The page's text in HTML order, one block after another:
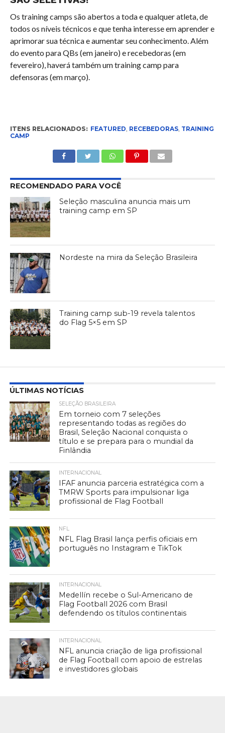
Os training camps são abertos a toda e qualquer atleta, de
todos os níveis técnicos e que tenha interesse em aprender e
aprimorar sua técnica e aumentar seu conhecimento. Além
do evento para QBs (em janeiro) e recebedoras (em
fevereiro), haverá também um training camp para
defensoras (em março).
ITENS RELACIONADOS: FEATURED, RECEBEDORAS, TRAINING
CAMP
RECOMENDADO PARA VOCÊ
Seleção masculina anuncia mais um
training camp em SP
Nordeste na mira da Seleção Brasileira
Training camp sub-19 revela talentos
do Flag 5×5 em SP
ÚLTIMAS NOTÍCIAS
SELEÇÃO BRASILEIRA
Em torneio com 7 seleções
representando todas as regiões do
Brasil, Seleção Nacional conquista o
título e se prepara para o mundial da
Finlândia
INTERNACIONAL
IFAF anuncia parceria estratégica com a
TMRW Sports para impulsionar liga
profissional de Flag Football
NFL
NFL Flag Brasil lança perfis oficiais em
português no Instagram e TikTok
INTERNACIONAL
Medellín recebe o Sul-Americano de
Flag Football 2026 com Brasil
defendendo os títulos continentais
INTERNACIONAL
NFL anuncia criação de liga profissional
de Flag Football com apoio de estrelas
e investidores globais